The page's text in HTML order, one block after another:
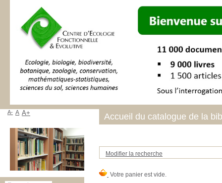
Modifier la recherche
Accueil du catalogue de la
A- A A+